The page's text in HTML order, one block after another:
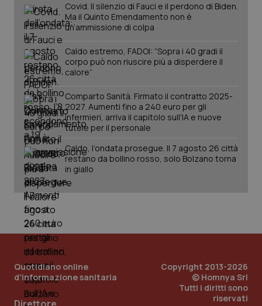
Ulcera & Reflusso
Vaccini
Covid. Il silenzio di Fauci e il perdono di Biden.
Ma il Quinto Emendamento non è
un’ammissione di colpa
Caldo estremo, FADOI: “Sopra i 40 gradi il
corpo può non riuscire più a disperdere il
calore”
Comparto Sanità. Firmato il contratto 2025-
2027. Aumenti fino a 240 euro per gli
infermieri, arriva il capitolo sull'IA e nuove
tutele per il personale
Caldo, l’ondata prosegue. Il 7 agosto 26 città
restano da bollino rosso, solo Bolzano torna
in giallo
Quotidiano online
d'informazione sanitaria
Copyright 2013-2026
© Homnya Srl
Tutti i diritti sono
riservati
tracking-sites-ironfish-
tracking-enable
tracking-sites-ironfish-
Google LLC
.quotidianosanita.it
1
mese